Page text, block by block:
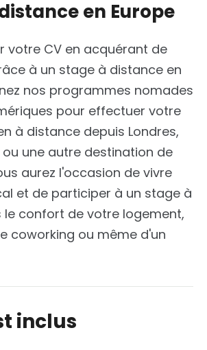
en Europe
votre CV en acquérant de
à un stage à distance en
nos programmes nomades
pour effectuer votre
à distance depuis Londres,
ou une autre destination de
aurez l'occasion de vivre
et de participer à un stage à
le confort de votre logement,
coworking ou même d'un
inclus